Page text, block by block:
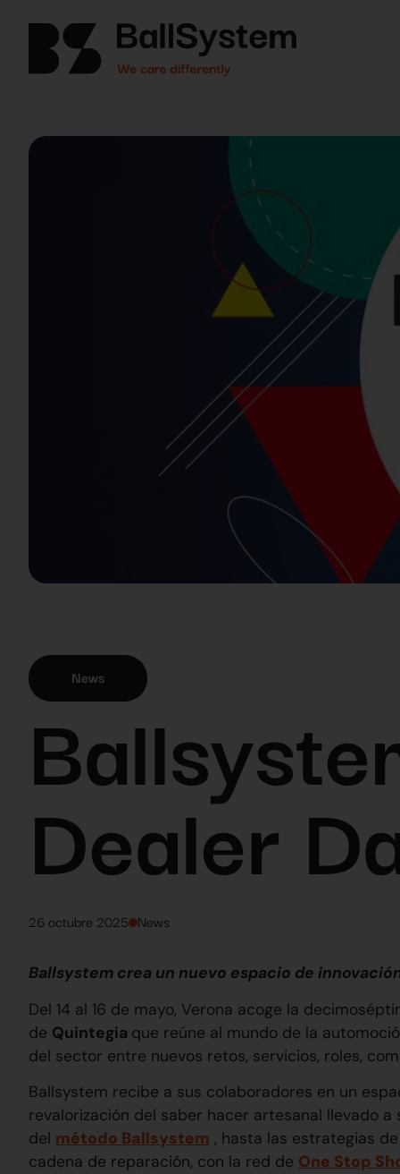
News
Dealer
26 octubre 2025 News
Ballsystem crea un nuevo espacio de
Del 14 al 16 de mayo, Verona acoge la
de Quintegia que reúne al mundo de la
del sector entre nuevos retos, servicios, roles,
Ballsystem recibe a sus colaboradores en un
revalorización del saber hacer artesanal llevado
del método Ballsystem , hasta las estrategias
cadena de reparación, con la red de One Stop